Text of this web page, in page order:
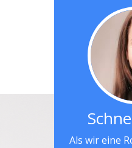
Als wir eine